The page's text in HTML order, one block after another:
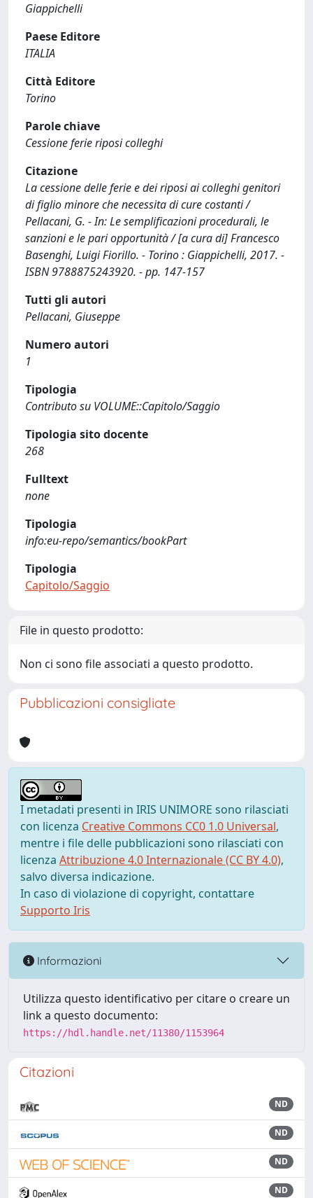
Giappichelli
Paese Editore
ITALIA
Città Editore
Torino
Parole chiave
Cessione ferie riposi colleghi
Citazione
La cessione delle ferie e dei riposi ai colleghi genitori
di figlio minore che necessita di cure costanti /
Pellacani, G. - In: Le semplificazioni procedurali, le
sanzioni e le pari opportunità / [a cura di] Francesco
Basenghi, Luigi Fiorillo. - Torino : Giappichelli, 2017. -
ISBN 9788875243920. - pp. 147-157
Tutti gli autori
Pellacani, Giuseppe
Numero autori
1
Tipologia
Contributo su VOLUME::Capitolo/Saggio
Tipologia sito docente
268
Fulltext
none
Tipologia
info:eu-repo/semantics/bookPart
Tipologia
Capitolo/Saggio
File in questo prodotto:
Non ci sono file associati a questo prodotto.
Pubblicazioni consigliate
I metadati presenti in IRIS UNIMORE sono rilasciati
con licenza Creative Commons CC0 1.0 Universal,
mentre i file delle pubblicazioni sono rilasciati con
licenza Attribuzione 4.0 Internazionale (CC BY 4.0),
salvo diversa indicazione.
In caso di violazione di copyright, contattare
Supporto Iris
Informazioni
Utilizza questo identificativo per citare o creare un
link a questo documento:
https://hdl.handle.net/11380/1153964
Citazioni
ND
ND
ND
ND